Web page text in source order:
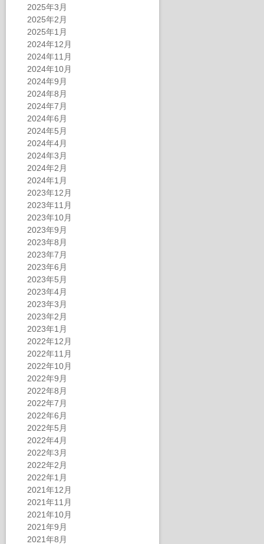
2025年3月
2025年2月
2025年1月
2024年12月
2024年11月
2024年10月
2024年9月
2024年8月
2024年7月
2024年6月
2024年5月
2024年4月
2024年3月
2024年2月
2024年1月
2023年12月
2023年11月
2023年10月
2023年9月
2023年8月
2023年7月
2023年6月
2023年5月
2023年4月
2023年3月
2023年2月
2023年1月
2022年12月
2022年11月
2022年10月
2022年9月
2022年8月
2022年7月
2022年6月
2022年5月
2022年4月
2022年3月
2022年2月
2022年1月
2021年12月
2021年11月
2021年10月
2021年9月
2021年8月